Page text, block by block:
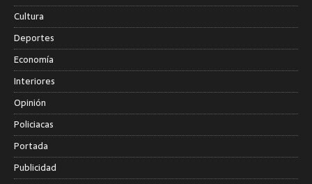
Cultura
Deportes
Economía
Interiores
Opinión
Policiacas
Portada
Publicidad